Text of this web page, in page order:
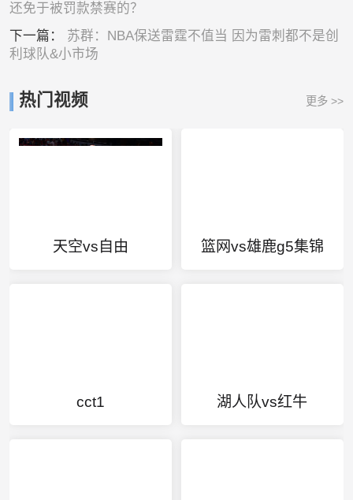
还免于被罚款禁赛的？
下一篇： 苏群：NBA保送雷霆不值当 因为雷刺都不是创
利球队&小市场
热门视频 更多 >>
天空vs自由 篮网vs雄鹿g5集锦
cct1 湖人队vs红牛